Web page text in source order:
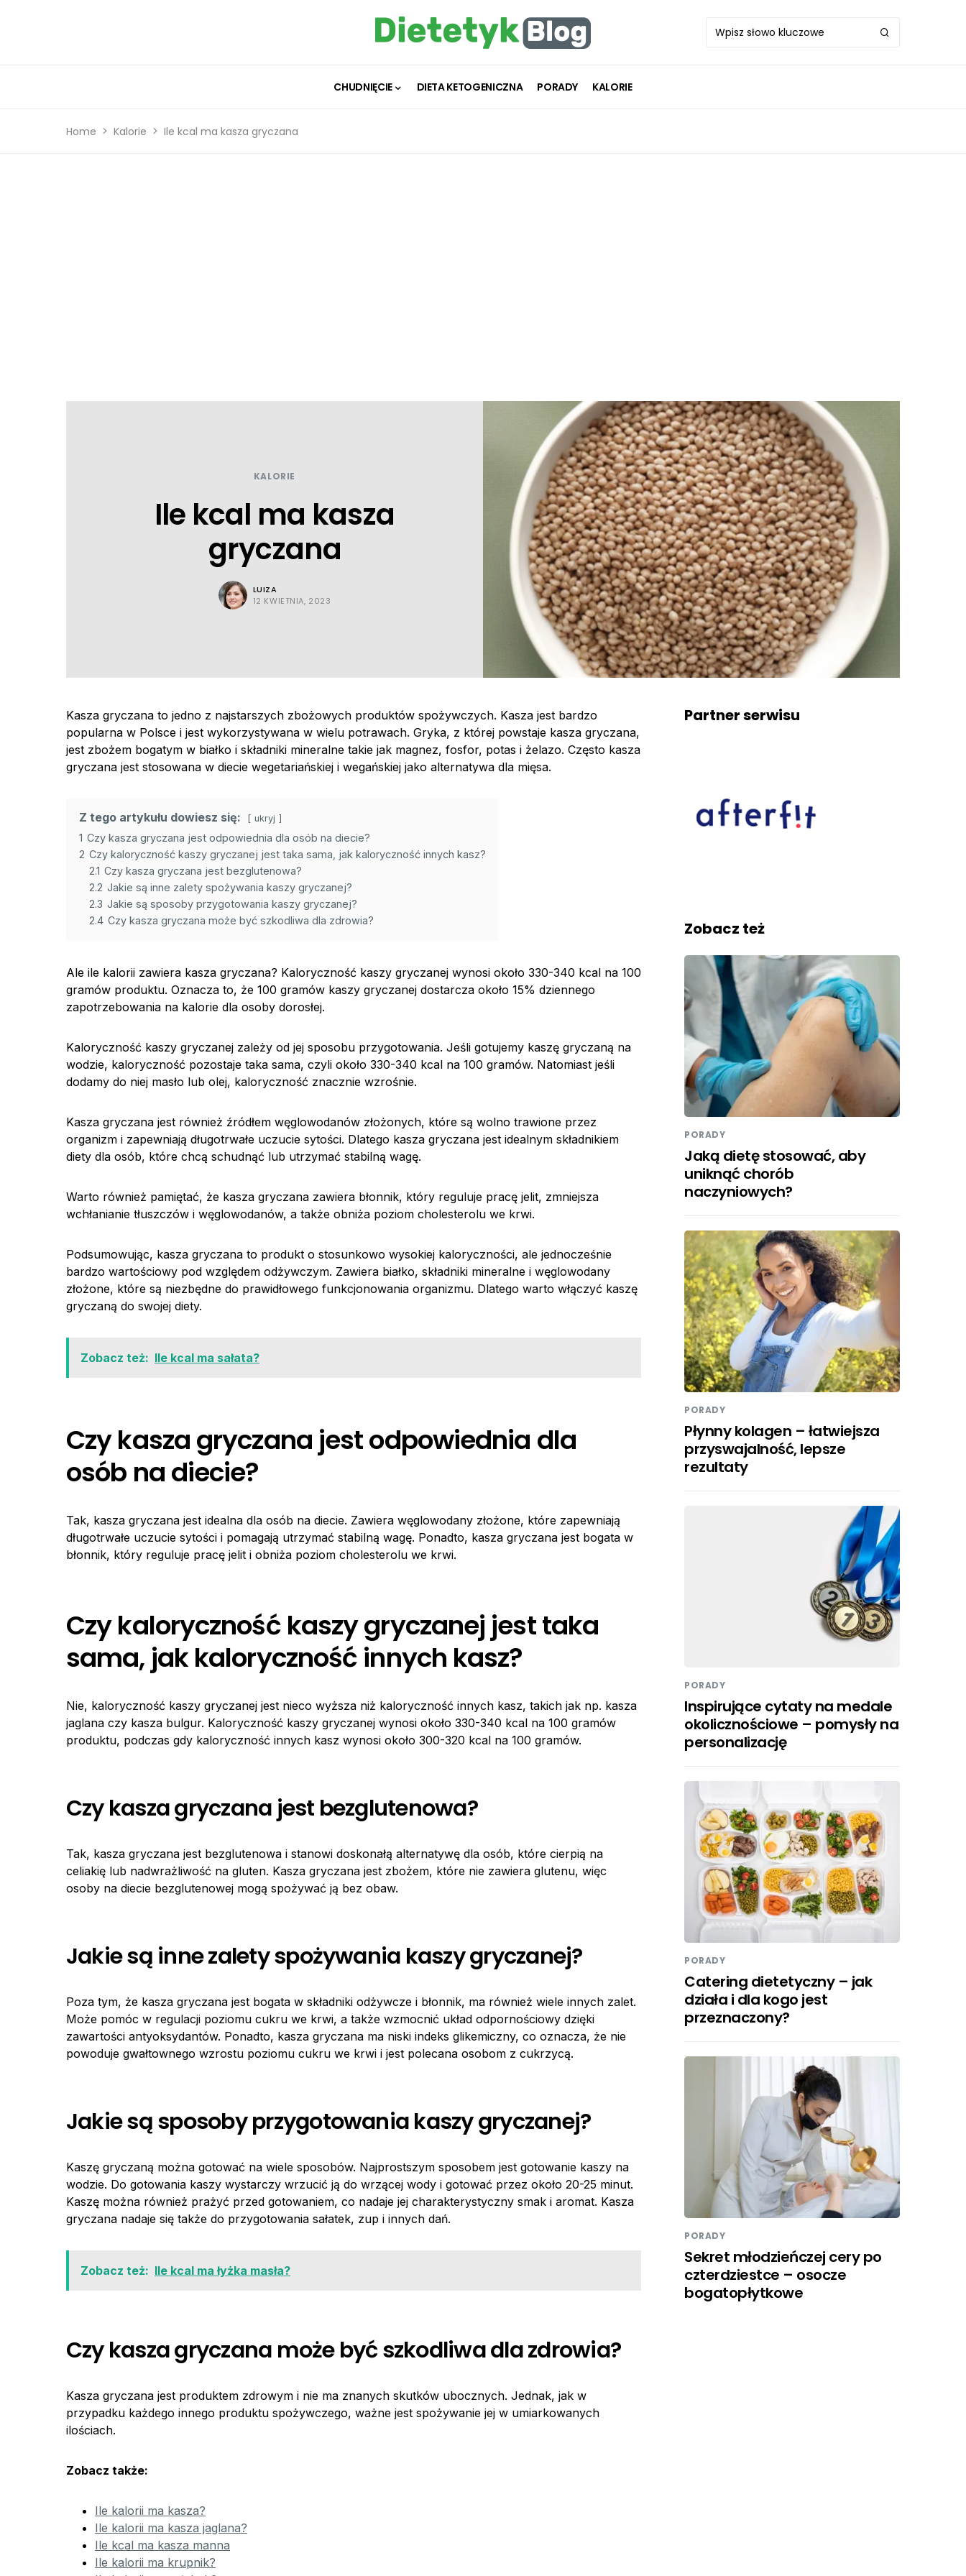
CHUDNIĘCIE DIETA KETOGENICZNA PORADY KALORIE
Home Kalorie Ile kcal ma kasza gryczana
KALORIE
Ile kcal ma kasza
gryczana
LUIZA
12 KWIETNIA, 2023
Kasza gryczana to jedno z najstarszych zbożowych produktów spożywczych. Kasza jest bardzo
popularna w Polsce i jest wykorzystywana w wielu potrawach. Gryka, z której powstaje kasza gryczana,
jest zbożem bogatym w białko i składniki mineralne takie jak magnez, fosfor, potas i żelazo. Często kasza
gryczana jest stosowana w diecie wegetariańskiej i wegańskiej jako alternatywa dla mięsa.
Z tego artykułu dowiesz się: ukryj
1 Czy kasza gryczana jest odpowiednia dla osób na diecie?
2 Czy kaloryczność kaszy gryczanej jest taka sama, jak kaloryczność innych kasz?
2.1 Czy kasza gryczana jest bezglutenowa?
2.2 Jakie są inne zalety spożywania kaszy gryczanej?
2.3 Jakie są sposoby przygotowania kaszy gryczanej?
2.4 Czy kasza gryczana może być szkodliwa dla zdrowia?
Ale ile kalorii zawiera kasza gryczana? Kaloryczność kaszy gryczanej wynosi około 330-340 kcal na 100
gramów produktu. Oznacza to, że 100 gramów kaszy gryczanej dostarcza około 15% dziennego
zapotrzebowania na kalorie dla osoby dorosłej.
Kaloryczność kaszy gryczanej zależy od jej sposobu przygotowania. Jeśli gotujemy kaszę gryczaną na
wodzie, kaloryczność pozostaje taka sama, czyli około 330-340 kcal na 100 gramów. Natomiast jeśli
dodamy do niej masło lub olej, kaloryczność znacznie wzrośnie.
Kasza gryczana jest również źródłem węglowodanów złożonych, które są wolno trawione przez
organizm i zapewniają długotrwałe uczucie sytości. Dlatego kasza gryczana jest idealnym składnikiem
diety dla osób, które chcą schudnąć lub utrzymać stabilną wagę.
Warto również pamiętać, że kasza gryczana zawiera błonnik, który reguluje pracę jelit, zmniejsza
wchłanianie tłuszczów i węglowodanów, a także obniża poziom cholesterolu we krwi.
Podsumowując, kasza gryczana to produkt o stosunkowo wysokiej kaloryczności, ale jednocześnie
bardzo wartościowy pod względem odżywczym. Zawiera białko, składniki mineralne i węglowodany
złożone, które są niezbędne do prawidłowego funkcjonowania organizmu. Dlatego warto włączyć kaszę
gryczaną do swojej diety.
Zobacz też: Ile kcal ma sałata?
Czy kasza gryczana jest odpowiednia dla
osób na diecie?
Tak, kasza gryczana jest idealna dla osób na diecie. Zawiera węglowodany złożone, które zapewniają
długotrwałe uczucie sytości i pomagają utrzymać stabilną wagę. Ponadto, kasza gryczana jest bogata w
błonnik, który reguluje pracę jelit i obniża poziom cholesterolu we krwi.
Czy kaloryczność kaszy gryczanej jest taka
sama, jak kaloryczność innych kasz?
Nie, kaloryczność kaszy gryczanej jest nieco wyższa niż kaloryczność innych kasz, takich jak np. kasza
jaglana czy kasza bulgur. Kaloryczność kaszy gryczanej wynosi około 330-340 kcal na 100 gramów
produktu, podczas gdy kaloryczność innych kasz wynosi około 300-320 kcal na 100 gramów.
Czy kasza gryczana jest bezglutenowa?
Tak, kasza gryczana jest bezglutenowa i stanowi doskonałą alternatywę dla osób, które cierpią na
celiakię lub nadwrażliwość na gluten. Kasza gryczana jest zbożem, które nie zawiera glutenu, więc
osoby na diecie bezglutenowej mogą spożywać ją bez obaw.
Jakie są inne zalety spożywania kaszy gryczanej?
Poza tym, że kasza gryczana jest bogata w składniki odżywcze i błonnik, ma również wiele innych zalet.
Może pomóc w regulacji poziomu cukru we krwi, a także wzmocnić układ odpornościowy dzięki
zawartości antyoksydantów. Ponadto, kasza gryczana ma niski indeks glikemiczny, co oznacza, że nie
powoduje gwałtownego wzrostu poziomu cukru we krwi i jest polecana osobom z cukrzycą.
Jakie są sposoby przygotowania kaszy gryczanej?
Kaszę gryczaną można gotować na wiele sposobów. Najprostszym sposobem jest gotowanie kaszy na
wodzie. Do gotowania kaszy wystarczy wrzucić ją do wrzącej wody i gotować przez około 20-25 minut.
Kaszę można również prażyć przed gotowaniem, co nadaje jej charakterystyczny smak i aromat. Kasza
gryczana nadaje się także do przygotowania sałatek, zup i innych dań.
Zobacz też: Ile kcal ma łyżka masła?
Czy kasza gryczana może być szkodliwa dla zdrowia?
Kasza gryczana jest produktem zdrowym i nie ma znanych skutków ubocznych. Jednak, jak w
przypadku każdego innego produktu spożywczego, ważne jest spożywanie jej w umiarkowanych
ilościach.
Zobacz także:
Ile kalorii ma kasza?
Ile kalorii ma kasza jaglana?
Ile kcal ma kasza manna
Ile kalorii ma krupnik?
Partner serwisu
Zobacz też
PORADY
Jaką dietę stosować, aby
uniknąć chorób
naczyniowych?
PORADY
Płynny kolagen – łatwiejsza
przyswajalność, lepsze
rezultaty
PORADY
Inspirujące cytaty na medale
okolicznościowe – pomysły na
personalizację
PORADY
Catering dietetyczny – jak
działa i dla kogo jest
przeznaczony?
PORADY
Sekret młodzieńczej cery po
czterdziestce – osocze
bogatopłytkowe